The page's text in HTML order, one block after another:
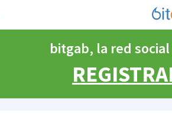
bitgab, la red